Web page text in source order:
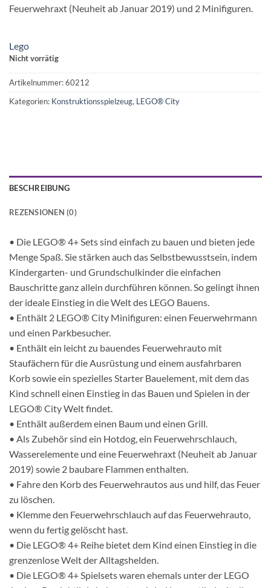
Feuerwehraxt (Neuheit ab Januar 2019) und 2 Minifiguren.
Lego
Nicht vorrätig
Artikelnummer:60212
Kategorien: Konstruktionsspielzeug, LEGO® City
BESCHREIBUNG
REZENSIONEN (0)
• Die LEGO® 4+ Sets sind einfach zu bauen und bieten jede
Menge Spaß. Sie stärken auch das Selbstbewusstsein, indem
Kindergarten- und Grundschulkinder die einfachen
Bauschritte ganz allein durchführen können. So gelingt ihnen
der ideale Einstieg in die Welt des LEGO Bauens.
• Enthält 2 LEGO® City Minifiguren: einen Feuerwehrmann
und einen Parkbesucher.
• Enthält ein leicht zu bauendes Feuerwehrauto mit
Staufächern für die Ausrüstung und einem ausfahrbaren
Korb sowie ein spezielles Starter Bauelement, mit dem das
Kind schnell einen Einstieg in das Bauen und Spielen in der
LEGO® City Welt findet.
• Enthält außerdem einen Baum und einen Grill.
• Als Zubehör sind ein Hotdog, ein Feuerwehrschlauch,
Wasserelemente und eine Feuerwehraxt (Neuheit ab Januar
2019) sowie 2 baubare Flammen enthalten.
• Fahre den Korb des Feuerwehrautos aus und hilf, das Feuer
zu löschen.
• Klemme den Feuerwehrschlauch auf das Feuerwehrauto,
wenn du fertig gelöscht hast.
• Die LEGO® 4+ Reihe bietet dem Kind einen Einstieg in die
grenzenlose Welt der Alltagshelden.
• Die LEGO® 4+ Spielsets waren ehemals unter der LEGO